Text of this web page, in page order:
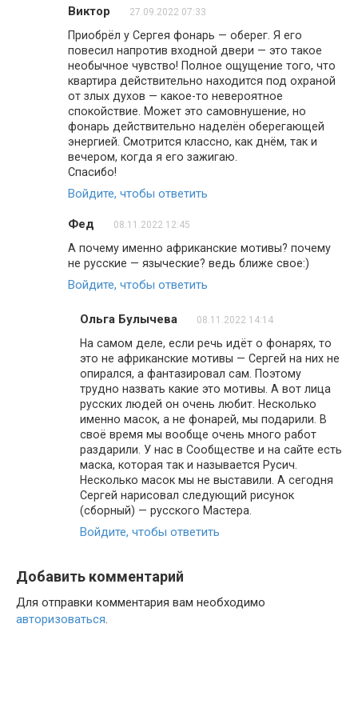
Виктор 27.09.2022 07:33
Приобрёл у Сергея фонарь — оберег. Я его
повесил напротив входной двери — это такое
необычное чувство! Полное ощущение того, что
квартира действительно находится под охраной
от злых духов — какое-то невероятное
спокойствие. Может это самовнушение, но
фонарь действительно наделён оберегающей
энергией. Смотрится классно, как днём, так и
вечером, когда я его зажигаю.
Спасибо!
Войдите, чтобы ответить
Фед 08.11.2022 12:45
А почему именно африканские мотивы? почему
не русские — языческие? ведь ближе свое:)
Войдите, чтобы ответить
Ольга Булычева 08.11.2022 14:14
На самом деле, если речь идёт о фонарях, то
это не африканские мотивы — Сергей на них не
опирался, а фантазировал сам. Поэтому
трудно назвать какие это мотивы. А вот лица
русских людей он очень любит. Несколько
именно масок, а не фонарей, мы подарили. В
своё время мы вообще очень много работ
раздарили. У нас в Сообществе и на сайте есть
маска, которая так и называется Русич.
Несколько масок мы не выставили. А сегодня
Сергей нарисовал следующий рисунок
(сборный) — русского Мастера.
Войдите, чтобы ответить
Добавить комментарий
Для отправки комментария вам необходимо
авторизоваться.